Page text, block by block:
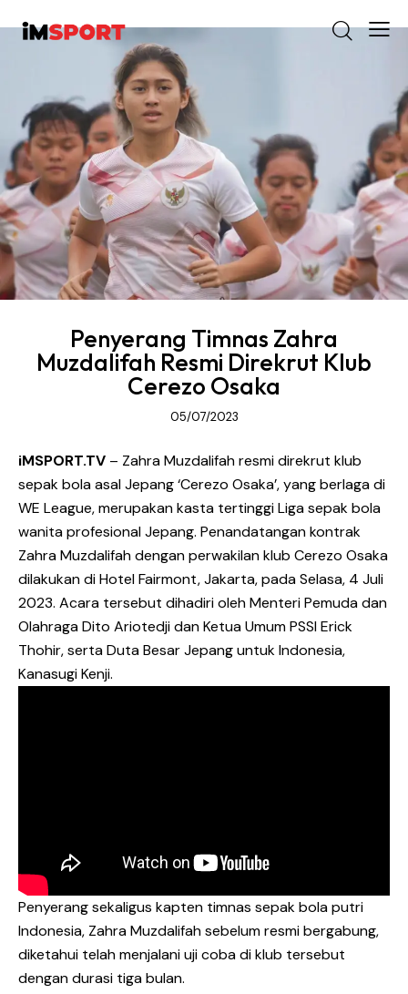
Penyerang Timnas Zahra
Muzdalifah Resmi Direkrut Klub
Cerezo Osaka
05/07/2023
iMSPORT.TV – Zahra Muzdalifah resmi direkrut klub
sepak bola asal Jepang ‘Cerezo Osaka’, yang berlaga di
WE League, merupakan kasta tertinggi Liga sepak bola
wanita profesional Jepang. Penandatangan kontrak
Zahra Muzdalifah dengan perwakilan klub Cerezo Osaka
dilakukan di Hotel Fairmont, Jakarta, pada Selasa, 4 Juli
2023. Acara tersebut dihadiri oleh Menteri Pemuda dan
Olahraga Dito Ariotedji dan Ketua Umum PSSI Erick
Thohir, serta Duta Besar Jepang untuk Indonesia,
Kanasugi Kenji.
Penyerang sekaligus kapten timnas sepak bola putri
Indonesia, Zahra Muzdalifah sebelum resmi bergabung,
diketahui telah menjalani uji coba di klub tersebut
dengan durasi tiga bulan.